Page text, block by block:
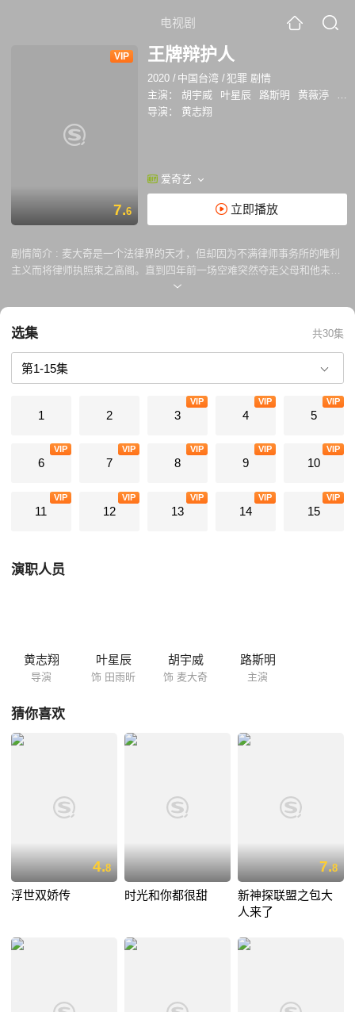
电视剧
VIP
7.6
王牌辩护人
2020 / 中国台湾 /犯罪 剧情
主演：
胡宇威 叶星辰 路斯明 黄薇渟
林
导演：
黄志翔
爱奇艺
立即播放
剧情简介 : 麦大奇是一个法律界的天才，但却因为不满律师事务所的唯利
主义而将律师执照束之高阁。直到四年前一场空难突然夺走父母和他未婚
妻的生命，大奇为了替家人讨回公道，这才重拾法律专业，一举扳倒了美
找上他，麦大奇被受害人的遭遇和田雨昕的真诚所打动，接下并打赢了这
个案子。在这之后，大奇逐渐走出阴霾和困惑，开始用法律帮弱者维护权
益，用法律维护心中的正义。 麦大奇深受田雨昕的开朗个性影响以及她在
工作上的帮助，两人逐渐熟识，成为黄金搭档，一起处理了很多棘手的案
件。不料一宗杀人事件竟牵扯出十八年前田雨昕父亲遇害的三桩悬案，迷
雾重重，真假难辨，两人要如何解开这些谜团并揭露最后的真相！？
选集 共30集
1 2 3
VIP
4
VIP
5
VIP
6
VIP
7
VIP
8
VIP
9
VIP
10
VIP
11
VIP
12
VIP
13
VIP
14
VIP
15
VIP
演职人员
黄志翔
导演
叶星辰
饰 田雨昕
胡宇威
饰 麦大奇
路斯明
主演
猜你喜欢
4.8
浮世双娇传 时光和你都很甜
7.8
新神探联盟之包大
人来了